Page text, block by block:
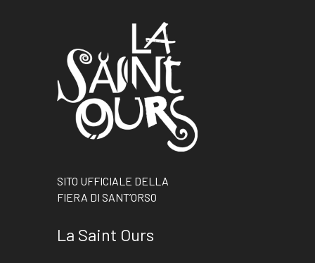
SITO UFFICIALE DELLA
FIERA DI SANT’ORSO
La Saint Ours